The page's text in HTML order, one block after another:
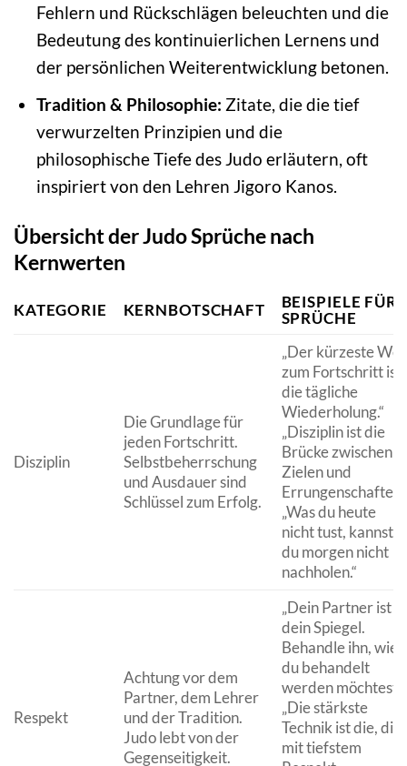
Fehlern und Rückschlägen beleuchten und die
Bedeutung des kontinuierlichen Lernens und
der persönlichen Weiterentwicklung betonen.
Tradition & Philosophie: Zitate, die die tief
verwurzelten Prinzipien und die
philosophische Tiefe des Judo erläutern, oft
inspiriert von den Lehren Jigoro Kanos.
Übersicht der Judo Sprüche nach
Kernwerten
KATEGORIE KERNBOTSCHAFT
BEISPIELE FÜR
SPRÜCHE
Disziplin
Die Grundlage für
jeden Fortschritt.
Selbstbeherrschung
und Ausdauer sind
Schlüssel zum Erfolg.
„Der kürzeste
zum Fortschritt ist
die tägliche
Wiederholung.“
„Disziplin ist die
Brücke zwischen
Zielen und
„Was du heute
nicht tust, kannst
du morgen nicht
nachholen.“
Respekt
Achtung vor dem
Partner, dem Lehrer
und der Tradition.
Judo lebt von der
Gegenseitigkeit.
„Dein Partner ist
dein Spiegel.
Behandle ihn, wie
du behandelt
werden möchtest.“
„Die stärkste
Technik ist die, die
mit tiefstem